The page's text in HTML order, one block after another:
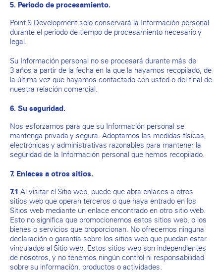
5. Periodo de procesamiento.
Point S Development solo conservará la Información personal
durante el periodo de tiempo de procesamiento necesario y
legal.
Su Información personal no se procesará durante más de
3 años a partir de la fecha en la que la hayamos recopilado, de
la última vez que hayamos contactado con usted o del final de
nuestra relación comercial.
6. Su seguridad.
Nos esforzamos para que su Información personal se
mantenga privada y segura. Adoptamos las medidas físicas,
electrónicas y administrativas razonables para mantener la
seguridad de la Información personal que hemos recopilado.
7. Enlaces a otros sitios.
7.1 Al visitar el Sitio web, puede que abra enlaces a otros
sitios web que operan terceros o que haya entrado en los
Sitios web mediante un enlace encontrado en otro sitio web.
Esto no significa que promocionemos estos sitios web, o los
bienes o servicios que proporcionan. No ofrecemos ninguna
declaración o garantía sobre los sitios web que puedan estar
vinculados al Sitio web. Estos sitios web son independientes
de nosotros, y no tenemos ningún control ni responsabilidad
sobre su información, productos o actividades.